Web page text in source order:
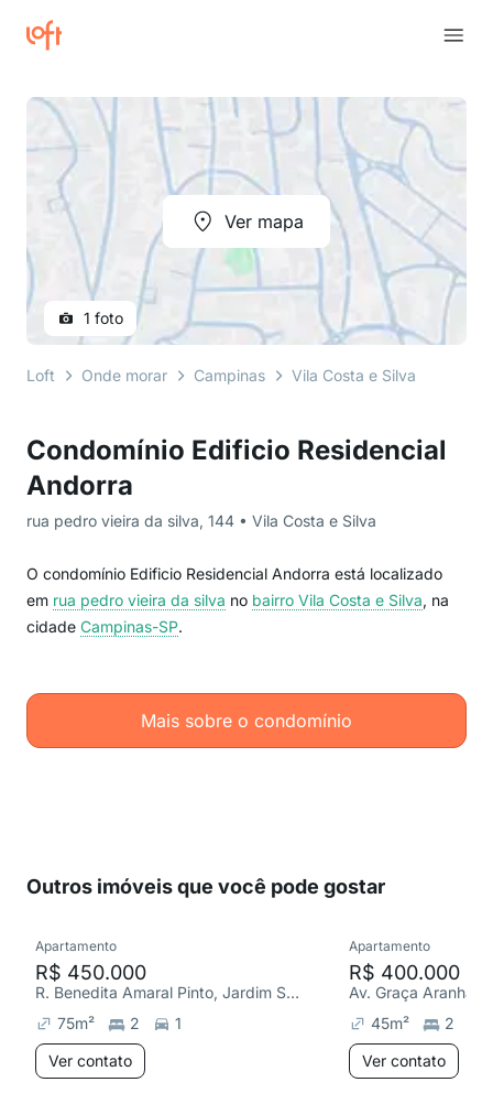
Condomínio Edificio Residencial
Andorra
rua pedro vieira da silva, 144 • Vila Costa e Silva
O condomínio Edificio Residencial Andorra está localizado
em rua pedro vieira da silva no bairro Vila Costa e Silva, na
cidade Campinas-SP.
Mais sobre o condomínio
Ver mapa
1 foto
Loft Onde morar Campinas Vila Costa e Silva
Outros imóveis que você pode gostar
Apartamento
R$ 450.000
R. Benedita Amaral Pinto, Jardim Santa Genebra
75m² 2
1
Ver contato
Apartamento
R$ 400.000
45m² 2
Ver contato